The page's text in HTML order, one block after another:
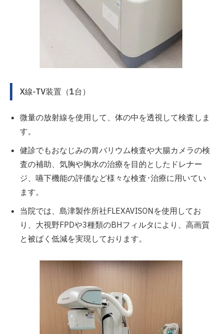
X線-TV装置（1台）
微量の放射線を使用して、体の中を透視して検査しま
す。
健診でもおなじみの胃バリウム検査や大腸カメラの検
査の補助、気胸や胸水の治療を目的としたドレナー
ジ、嚥下機能の評価など様々な検査･治療に用いてい
ます。
当院では、島津製作所社FLEXAVISONを使用してお
り、大視野FPDや3種類のBHフィルタにより、高画質
と被ばく低減を実現しております。